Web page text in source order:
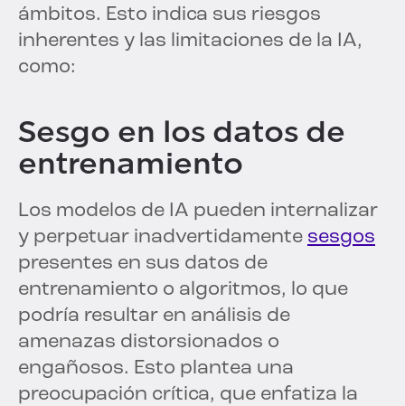
ámbitos. Esto indica sus riesgos
inherentes y las limitaciones de la IA,
como:
Sesgo en los datos de
entrenamiento
Los modelos de IA pueden internalizar
y perpetuar inadvertidamente sesgos
presentes en sus datos de
entrenamiento o algoritmos, lo que
podría resultar en análisis de
amenazas distorsionados o
engañosos. Esto plantea una
preocupación crítica, que enfatiza la